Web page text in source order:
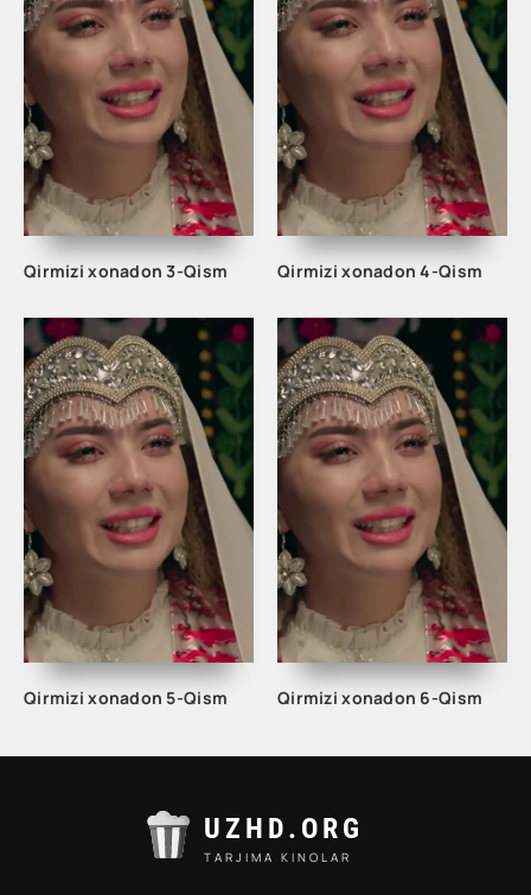
Qirmizi xonadon 3-Qism Qirmizi xonadon 4-Qism
Qirmizi xonadon 5-Qism Qirmizi xonadon 6-Qism
UZHD.ORG
TARJIMA KINOLAR